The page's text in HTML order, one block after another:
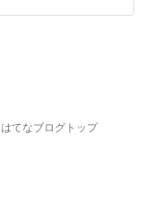
はてなブログトップ